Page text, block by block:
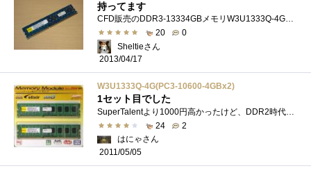
持ってます
CFD販売のDDR3-13334GBメモリW3U1333Q-4Gの片割れのジャンク品をKGTDDR3-13334GBと組み合わせてデュアルチャンネル用に購入してみました。価格は525円です。...
20
0
Sheltieさん
2013/04/17
W3U1333Q-4G(PC3-10600-4GBx2)
1セット目でした
SuperTalentより1000円高かったけど、DDR2時代に具合がよかったので、これを選択。9-9-9-24の定格動作で、元気に動いてます。現在はメインマシンから�...
24
2
はにゃさん
2011/05/05